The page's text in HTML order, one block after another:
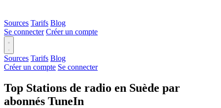
Sources Tarifs Blog
Se connecter Créer un compte
Sources Tarifs Blog
Créer un compte Se connecter
Top Stations de radio en Suède par
abonnés TuneIn